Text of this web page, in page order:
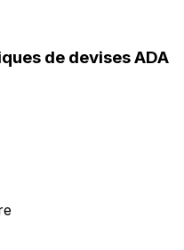
de devises ADA